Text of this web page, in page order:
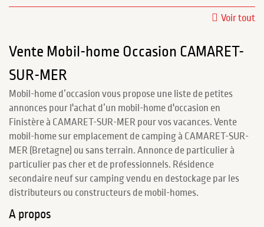
Voir tout
Vente Mobil-home Occasion CAMARET-
SUR-MER
Mobil-home d’occasion vous propose une liste de petites
annonces pour l'achat d’un mobil-home d'occasion en
Finistère à CAMARET-SUR-MER pour vos vacances. Vente
mobil-home sur emplacement de camping à CAMARET-SUR-
MER (Bretagne) ou sans terrain. Annonce de particulier à
particulier pas cher et de professionnels. Résidence
secondaire neuf sur camping vendu en destockage par les
distributeurs ou constructeurs de mobil-homes.
A propos